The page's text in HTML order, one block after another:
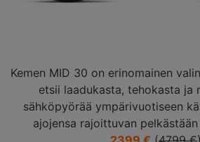
Kemen MID 30 on erinomainen
etsii laadukasta, tehokasta ja
sähköpyörää ympärivuotiseen
ajojensa rajoittuvan